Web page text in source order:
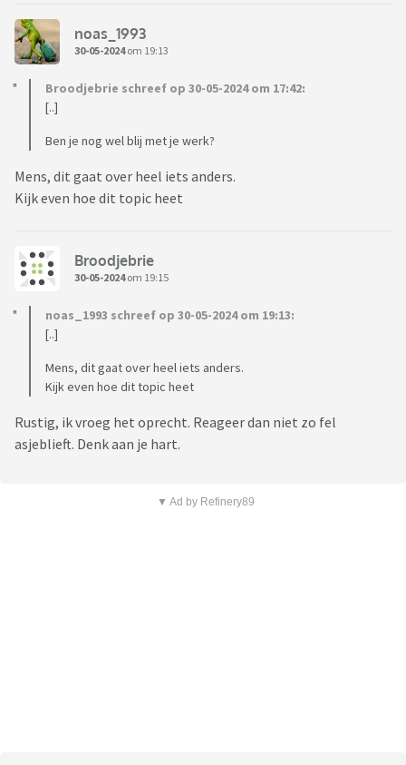
noas_1993
30-05-2024om 19:13
Broodjebrie schreef op 30-05-2024 om 17:42:
[..]
Ben je nog wel blij met je werk?
Mens, dit gaat over heel iets anders.
Kijk even hoe dit topic heet
Broodjebrie
30-05-2024om 19:15
noas_1993 schreef op 30-05-2024 om 19:13:
[..]
Mens, dit gaat over heel iets anders.
Kijk even hoe dit topic heet
Rustig, ik vroeg het oprecht. Reageer dan niet zo fel
asjeblieft. Denk aan je hart.
▼ Ad by Refinery89